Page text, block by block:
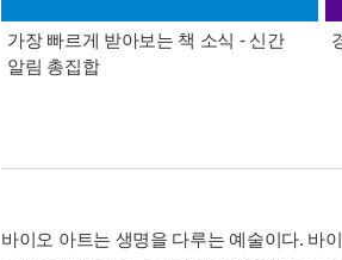
가장 빠르게 받아보는 책 소식 - 신간
알림 총집합
바이오 아트는 생명을 다루는 예술이다. 바